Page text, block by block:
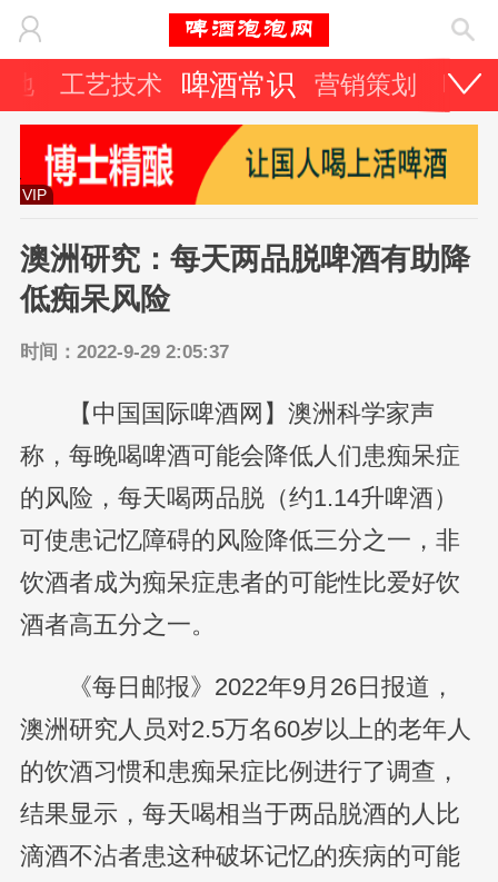
地 工艺技术 啤酒常识 营销策划 啤
VIP
澳洲研究：每天两品脱啤酒有助降
低痴呆风险
时间：2022-9-29 2:05:37
【中国国际啤酒网】澳洲科学家声
称，每晚喝啤酒可能会降低人们患痴呆症
的风险，每天喝两品脱（约1.14升啤酒）
可使患记忆障碍的风险降低三分之一，非
饮酒者成为痴呆症患者的可能性比爱好饮
酒者高五分之一。
《每日邮报》2022年9月26日报道，
澳洲研究人员对2.5万名60岁以上的老年人
的饮酒习惯和患痴呆症比例进行了调查，
结果显示，每天喝相当于两品脱酒的人比
滴酒不沾者患这种破坏记忆的疾病的可能